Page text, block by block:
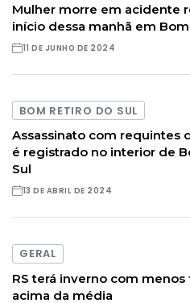
Mulher morre em acidente
início dessa manhã em
11 DE JUNHO DE 2024
BOM RETIRO DO SUL
Assassinato com requintes
é registrado no interior de
Sul
13 DE ABRIL DE 2024
GERAL
RS terá inverno com menos
acima da média